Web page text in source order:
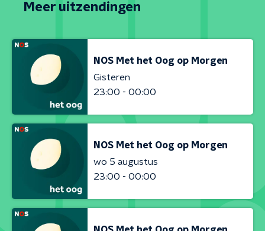
Meer uitzendingen
NOS Met het Oog op Morgen
Gisteren
23:00 - 00:00
NOS Met het Oog op Morgen
wo 5 augustus
23:00 - 00:00